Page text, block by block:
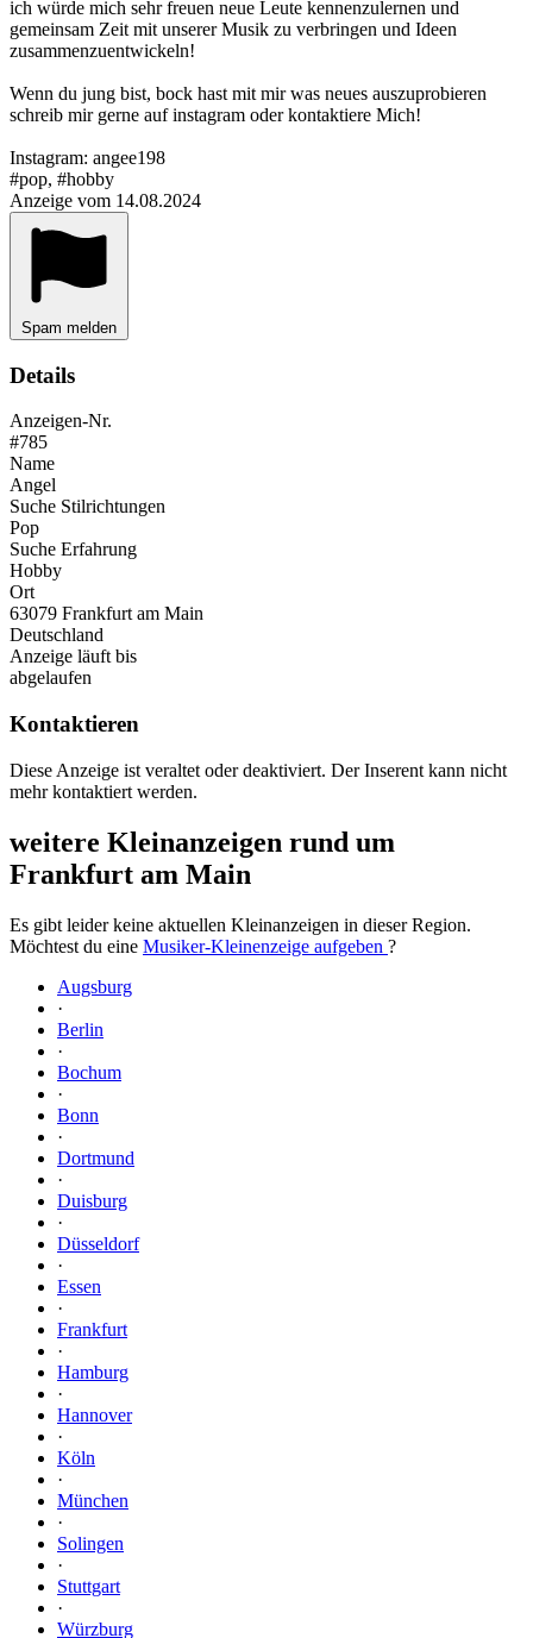
ich würde mich sehr freuen neue Leute kennenzulernen und
gemeinsam Zeit mit unserer Musik zu verbringen und Ideen
zusammenzuentwickeln!
Wenn du jung bist, bock hast mit mir was neues auszuprobieren
schreib mir gerne auf instagram oder kontaktiere Mich!
Instagram: angee198
#pop, #hobby
Anzeige vom 14.08.2024
Spam melden
Details
Anzeigen-Nr.
#785
Name
Angel
Suche Stilrichtungen
Pop
Suche Erfahrung
Hobby
Ort
63079 Frankfurt am Main
Deutschland
Anzeige läuft bis
abgelaufen
Kontaktieren
Diese Anzeige ist veraltet oder deaktiviert. Der Inserent kann nicht
mehr kontaktiert werden.
weitere Kleinanzeigen rund um
Frankfurt am Main
Es gibt leider keine aktuellen Kleinanzeigen in dieser Region.
Möchtest du eine Musiker-Kleinenzeige aufgeben ?
Augsburg
·
Berlin
·
Bochum
·
Bonn
·
Dortmund
·
Duisburg
·
Düsseldorf
·
Essen
·
Frankfurt
·
Hamburg
·
Hannover
·
Köln
·
München
·
Solingen
·
Stuttgart
·
Würzburg